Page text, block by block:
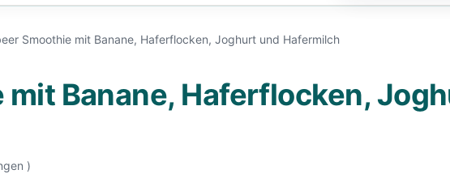
Smoothie mit Banane, Haferflocken, Joghurt und Hafermilch
mit Banane, Haferflocken,
)